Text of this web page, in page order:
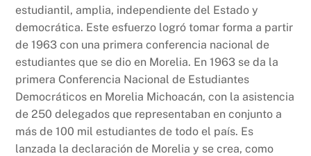
estudiantil, amplia, independiente del Estado y
democrática. Este esfuerzo logró tomar forma a partir
de 1963 con una primera conferencia nacional de
estudiantes que se dio en Morelia. En 1963 se da la
primera Conferencia Nacional de Estudiantes
Democráticos en Morelia Michoacán, con la asistencia
de 250 delegados que representaban en conjunto a
más de 100 mil estudiantes de todo el país. Es
lanzada la declaración de Morelia y se crea, como